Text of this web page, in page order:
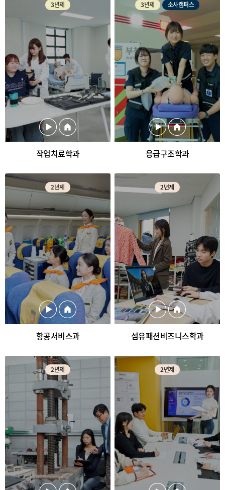
3년제
작업치료학과
3년제 소사캠퍼스
응급구조학과
2년제
항공서비스과
2년제
섬유패션비즈니스학과
2년제 2년제